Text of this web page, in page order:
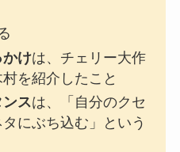
かけは、チェリー大作
を紹介したこと
スは、「自分のクセ
にぶち込む」という